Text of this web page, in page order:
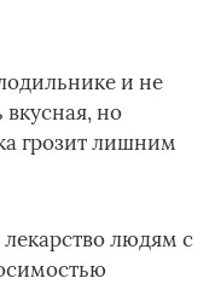
и не
вкусная, но
грозит лишним
лекарство людям с